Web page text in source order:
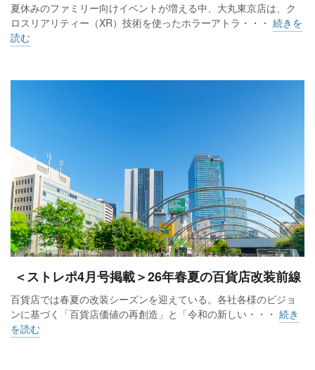
夏休みのファミリー向けイベントが増える中、大丸東京店は、ク
ロスリアリティー（XR）技術を使ったホラーアトラ・・・ 続きを
読む
＜ストレポ4月号掲載＞26年春夏の百貨店改装前線
百貨店では春夏の改装シーズンを迎えている。各社各様のビジョ
ンに基づく「百貨店価値の再創造」と「令和の新しい・・・ 続き
を読む